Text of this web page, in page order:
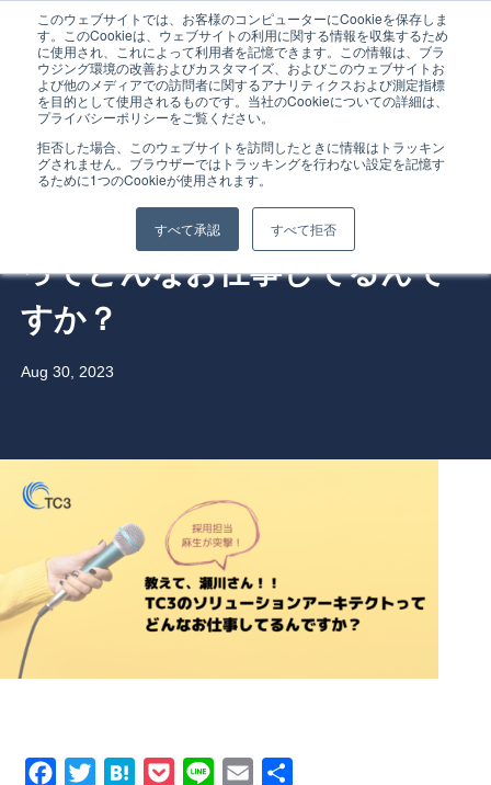
このウェブサイトでは、お客様のコンピューターにCookieを保存しま
す。このCookieは、ウェブサイトの利用に関する情報を収集するため
に使用され、これによって利用者を記憶できます。この情報は、ブラ
ウジング環境の改善およびカスタマイズ、およびこのウェブサイトお
よび他のメディアでの訪問者に関するアナリティクスおよび測定指標
を目的として使用されるものです。当社のCookieについての詳細は、
プライバシーポリシーをご覧ください。
拒否した場合、このウェブサイトを訪問したときに情報はトラッキン
グされません。ブラウザーではトラッキングを行わない設定を記憶す
るために1つのCookieが使用されます。
すべて承認 すべて拒否
Home
Why Gig Economy?
Why TC3?
Product
GigOps
Blog
教えて、瀬川さん！！ TC3の
ソリューションアーキテクト
ってどんなお仕事してるんで
すか？
Aug 30, 2023
Facebook
Twitter HatenaPocketLine Email